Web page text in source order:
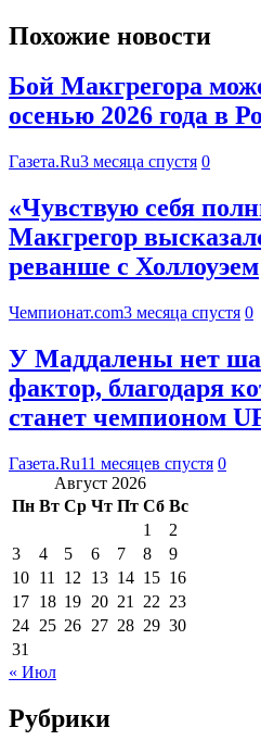
Похожие новости
Бой Макгрегора
осенью 2026 года в
Газета.Ru3 месяца спустя 0
«Чувствую себя
Макгрегор
реванше с Холлоуэем
Чемпионат.com3 месяца спустя 0
У Маддалены нет
фактор, благодаря
станет чемпионом
Газета.Ru11 месяцев спустя 0
Август 2026
Пн Вт Ср Чт Пт Сб Вс
1
2
3
4 5 6 7 8
9
10 11 12 13 14 15 16
17 18 19 20 21 22 23
24 25 26 27 28 29 30
31
« Июл
Рубрики